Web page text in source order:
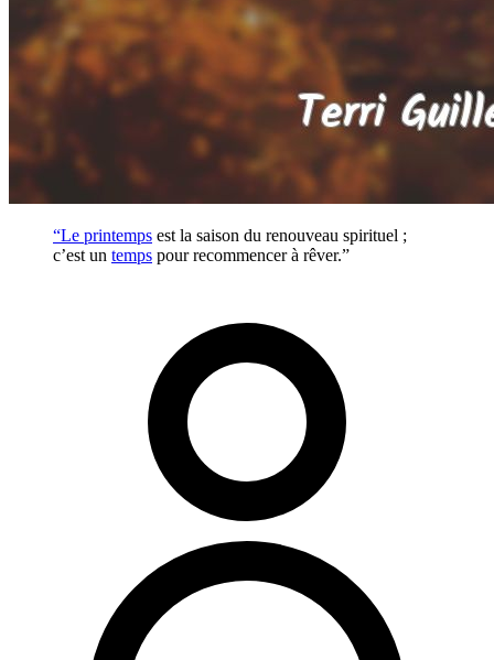
“Le printemps est la saison du renouveau spirituel ;
c’est un temps pour recommencer à rêver.”